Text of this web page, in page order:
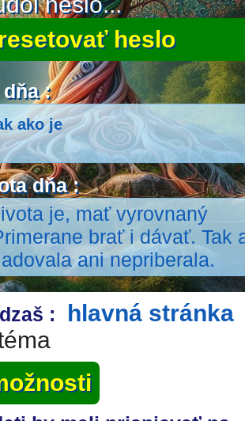
resetovať heslo
:
ako je
dňa :
je, mať vyrovnaný
brať i dávať. Tak
ani nepriberala.
: hlavná stránka